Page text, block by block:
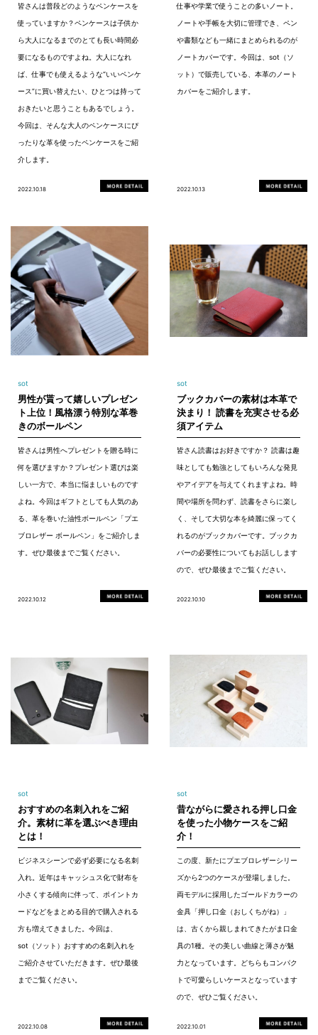
皆さんは普段どのようなペンケースを
使っていますか？ペンケースは子供か
ら大人になるまでのとても長い時間必
要になるものですよね。大人になれ
ば、仕事でも使えるような“いいペンケ
ース”に買い替えたい、ひとつは持って
おきたいと思うこともあるでしょう。
今回は、そんな大人のペンケースにぴ
ったりな革を使ったペンケースをご紹
介します。
2022.10.18
仕事や学業で使うことの多いノート。
ノートや手帳を大切に管理でき、ペン
や書類なども一緒にまとめられるのが
ノートカバーです。今回は、sot（ソ
ット）で販売している、本革のノート
カバーをご紹介します。
2022.10.13
sot
男性が貰って嬉しいプレゼン
ト上位！風格漂う特別な革巻
きのボールペン
皆さんは男性へプレゼントを贈る時に
何を選びますか？プレゼント選びは楽
しい一方で、本当に悩ましいものです
よね。今回はギフトとしても人気のあ
る、革を巻いた油性ボールペン「プエ
ブロレザー ボールペン」をご紹介しま
す。ぜひ最後までご覧ください。
2022.10.12
sot
ブックカバーの素材は本革で
決まり！ 読書を充実させる必
須アイテム
皆さん読書はお好きですか？ 読書は趣
味としても勉強としてもいろんな発見
やアイデアを与えてくれますよね。時
間や場所を問わず、読書をさらに楽し
く、そして大切な本を綺麗に保ってく
れるのがブックカバーです。ブックカ
バーの必要性についてもお話しします
ので、ぜひ最後までご覧ください。
2022.10.10
sot
おすすめの名刺入れをご紹
介。素材に革を選ぶべき理由
とは！
ビジネスシーンで必ず必要になる名刺
入れ。近年はキャッシュス化で財布を
小さくする傾向に伴って、ポイントカ
ードなどをまとめる目的で購入される
方も増えてきました。今回は、
sot（ソット）おすすめの名刺入れを
ご紹介させていただきます。ぜひ最後
までご覧ください。
2022.10.08
sot
昔ながらに愛される押し口金
を使った小物ケースをご紹
介！
この度、新たにプエブロレザーシリー
ズから2つのケースが登場しました。
両モデルに採用したゴールドカラーの
金具「押し口金（おしくちがね）」
は、古くから親しまれてきたがま口金
具の1種。その美しい曲線と薄さが魅
力となっています。どちらもコンパク
トで可愛らしいケースとなっています
ので、ぜひご覧ください。
2022.10.01